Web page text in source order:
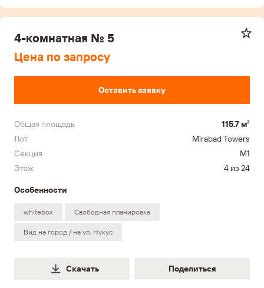
4-комнатная № 5
Цена по запросу
Оставить заявку
Общая площадь
115.7 м²
Лот
Mirabad Towers
Секция
M1
Этаж
4 из 24
Особенности
whitebox Свободная планировка
Вид на город / на ул. Нукус
Скачать Поделиться